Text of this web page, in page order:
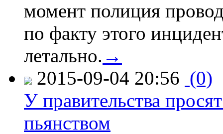
момент полиция
по факту этого
летально. →
2015-09-04 20:56 (0)
У правительства
пьянством